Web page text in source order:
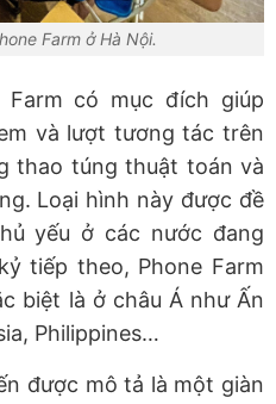
Farm ở Hà Nội.
Farm có mục đích giúp
và lượt tương tác trên
thao túng thuật toán và
Loại hình này được đề
yếu ở các nước đang
tiếp theo, Phone Farm
biệt là ở châu Á như Ấn
Philippines…
được mô tả là một giàn